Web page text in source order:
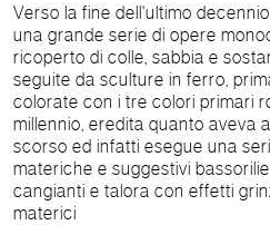
Verso la fine dell'ultimo
una grande serie di opere
ricoperto di colle, sabbia e
seguite da sculture in ferro,
colorate con i tre colori primari
millennio, eredita quanto aveva
scorso ed infatti esegue una
materiche e suggestivi
cangianti e talora con effetti
materici